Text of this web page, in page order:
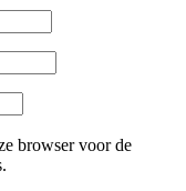
browser voor de